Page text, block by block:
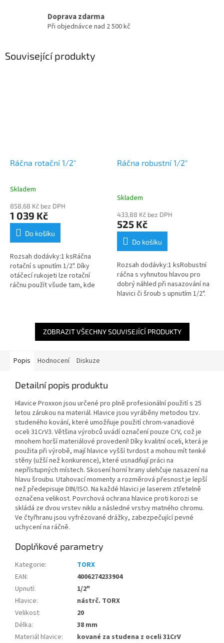
Doprava zdarma
Při objednávce nad 2 500 kč
Související produkty
Ráčna rotační 1/2"
Průměrné
produktu
je
5,0
hvězdiček.
Skladem
858,68 Kč bez DPH
1 039 Kč
Do košíku
Rozsah dodávky:1 ksRáčna
rotační s upnutím 1/2". Díky
otáčecí rukojeti lze rotační
ráčnu použít všude tam, kde
Ráčna robustní 1/2"
Skladem
433,88 Kč bez DPH
525 Kč
Do košíku
Rozsah dodávky:1 ksRobustní
ráčna s vyhnutou hlavou pro
dobrý náhled při nasazování na
hlavici či šroub s upnutím 1/2".
ZOBRAZIT VŠECHNY SOUVISEJÍCÍ PRODUKTY
Popis Hodnocení Diskuze
Detailní popis produktu
Hlavice Proxxon jsou určené pro plně profesionální použití s 25
letou zárukou na materiál. Hlavice jsou vyráběny metodou tzv.
studeného kování, které umožňuje použití chrom-vanadiové
oceli 31CrV3. Většina výrobců uvádí označení pouze CrV, což je
mnohem horší materiálové provedení! Díky kvalitní oceli, která je
použita při výrobě, mají hlavice vyšší tvrdost a mohou mít tenké
stěny (užší než konkurence), které usnadňují práci na
nepřístupných místech. Skosení horní hrany ulehčuje nasazení na
hlavu šroubu. Utahovací momenty a rozměrová přesnost je lepší
než předepisuje DIN/ISO. Na každé hlavici je laserem ztřetelně
označena velikost. Povrchová ochrana hlavice proti korozi se
skládá ze dvou vrstev niklu a následné vrstvy matného chromu.
Ve čtyřhranu jsou vyfrézované drážky, zabezpečující pevné
uchycení na ráčně.
Doplňkové parametry
Kategorie:
TORX
EAN:
4006274233904
Upnutí:
1/2"
Hlavice:
nástrč. TORX
Velikost:
20
Délka:
38 mm
Materiál hlavice:
kované za studena z oceli 31CrV